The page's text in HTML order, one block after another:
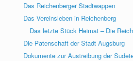
Das Reichenberger Stadtwappen
Das Vereinsleben in Reichenberg
Das letzte Stück Heimat – Die
Die Patenschaft der Stadt Augsburg
Dokumente zur Austreibung der